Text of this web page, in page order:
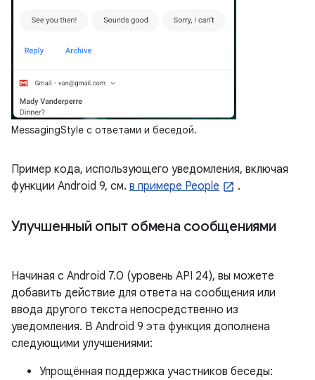
MessagingStyle с ответами и беседой.
Пример кода, использующего уведомления, включая
функции Android 9, см. в примере People .
Улучшенный опыт обмена сообщениями
Начиная с Android 7.0 (уровень API 24), вы можете
добавить действие для ответа на сообщения или
ввода другого текста непосредственно из
уведомления. В Android 9 эта функция дополнена
следующими улучшениями:
Упрощённая поддержка участников беседы: